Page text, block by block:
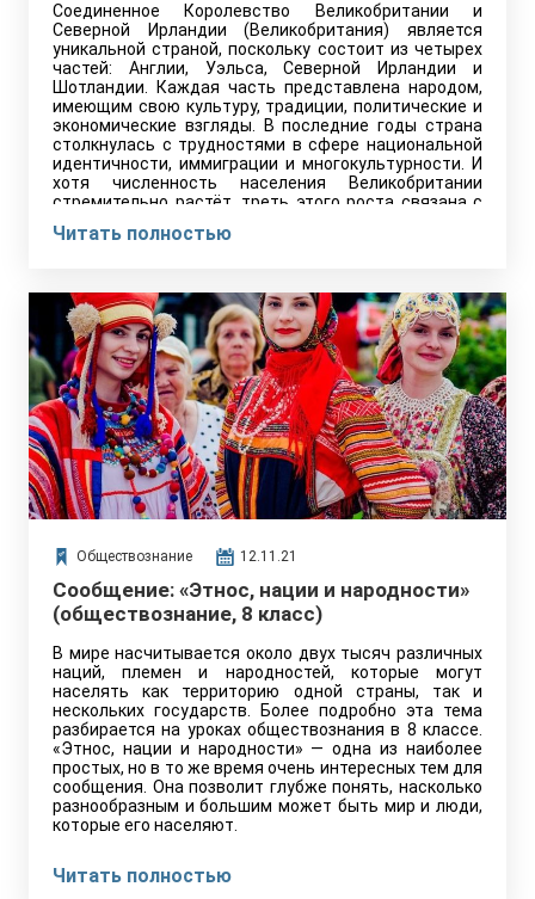
Соединенное Королевство Великобритании и
Северной Ирландии (Великобритания) является
уникальной страной, поскольку состоит из четырех
частей: Англии, Уэльса, Северной Ирландии и
Шотландии. Каждая часть представлена народом,
имеющим свою культуру, традиции, политические и
экономические взгляды. В последние годы страна
столкнулась с трудностями в сфере национальной
идентичности, иммиграции и многокультурности. И
хотя численность населения Великобритании
стремительно растёт, треть этого роста связана с
Читать полностью
Обществознание 12.11.21
Сообщение: «Этнос, нации и народности»
(обществознание, 8 класс)
В мире насчитывается около двух тысяч различных
наций, племен и народностей, которые могут
населять как территорию одной страны, так и
нескольких государств. Более подробно эта тема
разбирается на уроках обществознания в 8 классе.
«Этнос, нации и народности» — одна из наиболее
простых, но в то же время очень интересных тем для
сообщения. Она позволит глубже понять, насколько
разнообразным и большим может быть мир и люди,
которые его населяют.
Читать полностью